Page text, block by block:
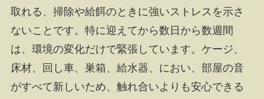
取れる、掃除や給餌のときに強いストレスを示さ
ないことです。特に迎えてから数日から数週間
は、環境の変化だけで緊張しています。ケージ、
床材、回し車、巣箱、給水器、におい、部屋の音
がすべて新しいため、触れ合いよりも安心できる